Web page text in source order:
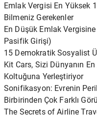
Emlak Vergisi En Yüksek
Bilmeniz Gerekenler
En Düşük Emlak
Pasifik Girişi)
15 Demokratik Sosyalist
Kit Cars, Sizi Dünyanın
Koltuğuna Yerleştiriyor
Sonifikasyon: Evrenin
Birbirinden Çok Farklı
The Secrets of Airline